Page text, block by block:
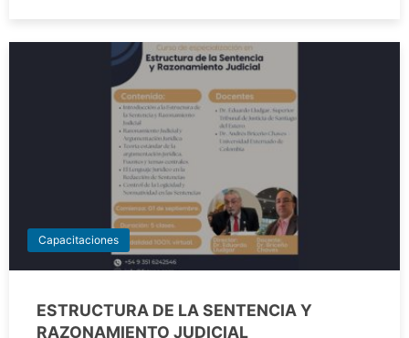
Capacitaciones
ESTRUCTURA DE LA SENTENCIA Y
RAZONAMIENTO JUDICIAL